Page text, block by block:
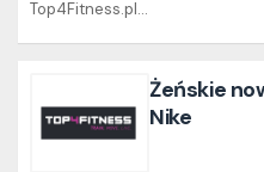
Top4Fitness.pl Coupons
Żeńskie
Nike